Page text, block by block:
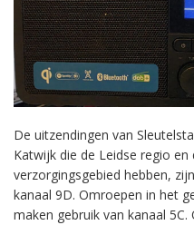
De uitzendingen van
Katwijk die de Leidse regio
verzorgingsgebied hebben,
kanaal 9D. Omroepen in het
maken gebruik van kanaal